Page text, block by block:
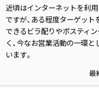
近頃はインターネットを利
ですが、ある程度ターゲット
できるビラ配りやポスティ
く、今なお営業活動の一環
います。
最